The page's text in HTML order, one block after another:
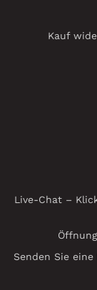
Kauf
Live-Chat –
Senden Sie eine